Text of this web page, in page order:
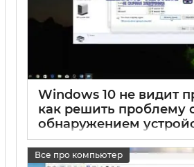
Windows 10 не видит
как решить проблему
обнаружением
Все про компьютер